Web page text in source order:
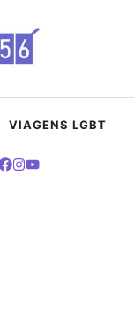
VIAGENS LGBT